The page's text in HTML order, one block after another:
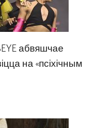
абвяшчае
на «псіхічным